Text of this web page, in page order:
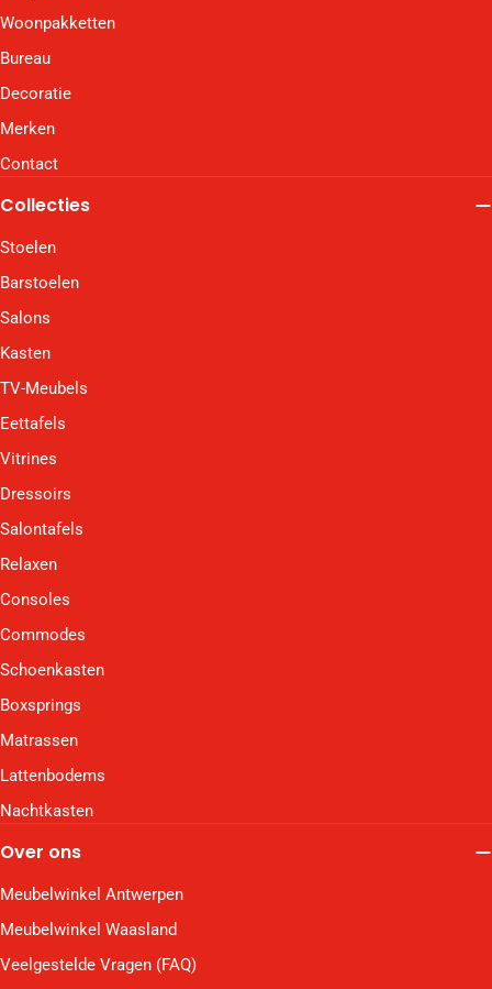
Woonpakketten
Bureau
Decoratie
Merken
Contact
Collecties
Stoelen
Barstoelen
Salons
Kasten
TV-Meubels
Eettafels
Vitrines
Dressoirs
Salontafels
Relaxen
Consoles
Commodes
Schoenkasten
Boxsprings
Matrassen
Lattenbodems
Nachtkasten
Over ons
Meubelwinkel Antwerpen
Meubelwinkel Waasland
Veelgestelde Vragen (FAQ)